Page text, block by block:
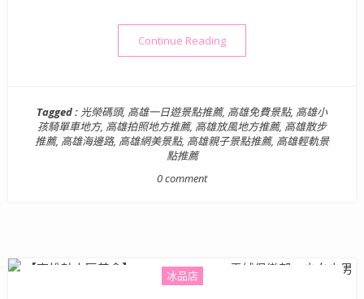
Continue Reading“高雄景點》光榮碼頭：拍照
Tagged : 光榮碼頭, 高雄一日遊景點推薦, 高雄免費景點, 高雄小
孩騎單車地方, 高雄拍照地方推薦, 高雄放風地方推薦, 高雄散步
推薦, 高雄海邊路, 高雄網美景點, 高雄親子景點推薦, 高雄輕軌景
點推薦
0 comment
冰品店